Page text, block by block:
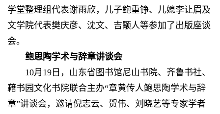
学堂整理组代表谢雨欣，儿子鲍重铮、儿媳李让眉及
文学院代表樊庆彦、沈文、吉颙人等参加了出版座谈
会。
鲍思陶学术与辞章讲谈会
10月19日，山东省图书馆尼山书院、齐鲁书社、
藉书园文化书院联合主办“章黄传人鲍思陶学术与辞
章”讲谈会，邀请倪志云、贺伟、刘晓艺等专家学者